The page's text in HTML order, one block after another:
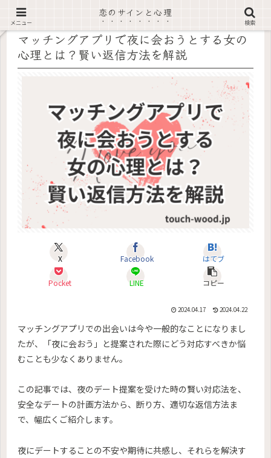
記事内に広告あり
マッチングアプリで夜に会おうとする女の
心理とは？賢い返信方法を解説
X Facebook はてブ
Pocket LINE コピー
2024.04.17 2024.04.22
マッチングアプリでの出会いは今や一般的なことになりまし
たが、「夜に会おう」と提案された際にどう対応すべきか悩
むことも少なくありません。
この記事では、夜のデート提案を受けた時の賢い対応法を、
安全なデートの計画方法から、断り方、適切な返信方法ま
で、幅広くご紹介します。
夜にデートすることの不安や期待に共感し、それらを解決す
メニュー
恋のサインと心理
検索